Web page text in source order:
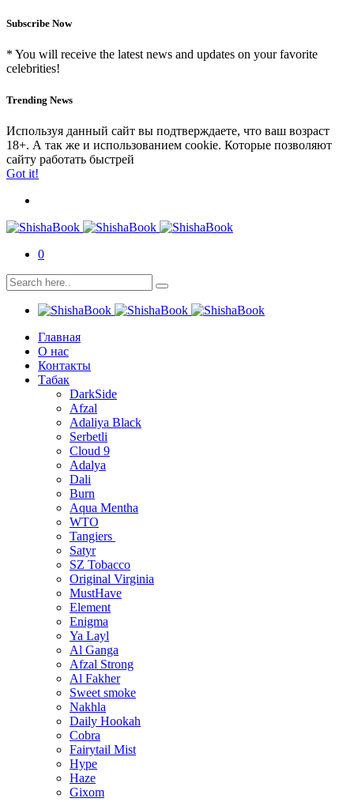
Subscribe Now
* You will receive the latest news and updates on your favorite
celebrities!
Trending News
Используя данный сайт вы подтверждаете, что ваш возраст
18+. А так же и использованием cookie. Которые позволяют
сайту работать быстрей
Got it!
0
Главная
О нас
Контакты
Табак
DarkSide
Afzal
Adaliya Black
Serbetli
Cloud 9
Adalya
Dali
Burn
Aqua Mentha
WTO
Tangiers
Satyr
SZ Tobacco
Original Virginia
MustHave
Element
Enigma
Ya Layl
Al Ganga
Afzal Strong
Al Fakher
Sweet smoke
Nakhla
Daily Hookah
Cobra
Fairytail Mist
Hype
Haze
Gixom